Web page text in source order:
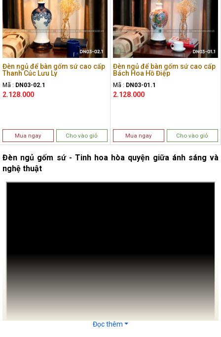
Đèn ngủ để bàn gốm sứ cao cấp
Thanh Cúc Lưu Ly
Mã : DN03-02.1
2.128.000
Mua ngay Cho vào giỏ
Đèn ngủ để bàn gốm sứ cao cấp
Bách Hoa Hồ Điệp
Mã : DN03-01.1
2.128.000
Mua ngay Cho vào giỏ
Đèn ngủ gốm sứ - Tinh hoa hòa quyện giữa ánh sáng và
nghệ thuật
Đọc thêm